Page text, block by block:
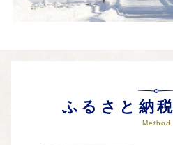
ふるさと納
Method